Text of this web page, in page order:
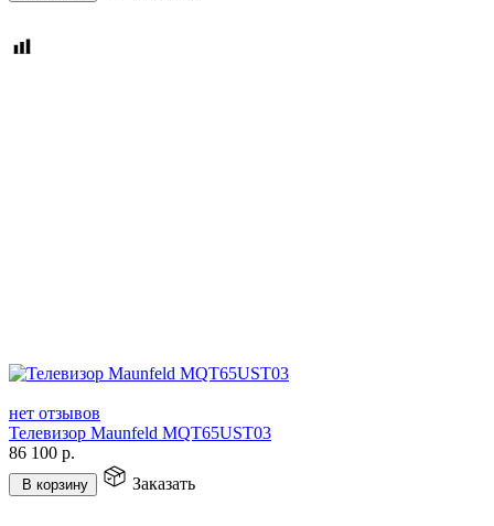
нет отзывов
Телевизор Maunfeld MQT65UST03
86 100 р.
В корзину Заказать